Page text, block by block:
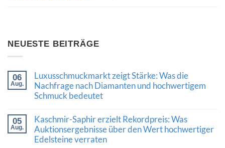
NEUESTE BEITRÄGE
06
Aug.
Luxusschmuckmarkt zeigt Stärke: Was die
Nachfrage nach Diamanten und hochwertigem
Schmuck bedeutet
zu
Luxusschmuckmarkt
zeigt
Stärke:
05
Aug.
Kaschmir-Saphir erzielt Rekordpreis: Was
Auktionsergebnisse über den Wert hochwertiger
Edelsteine verraten